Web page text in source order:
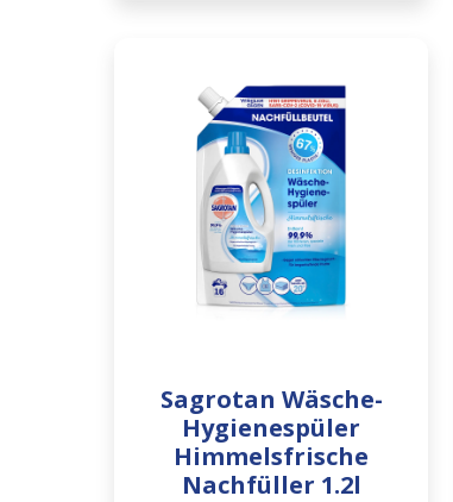
Sagrotan Wäsche-
Hygienespüler
Himmelsfrische
Nachfüller 1.2l